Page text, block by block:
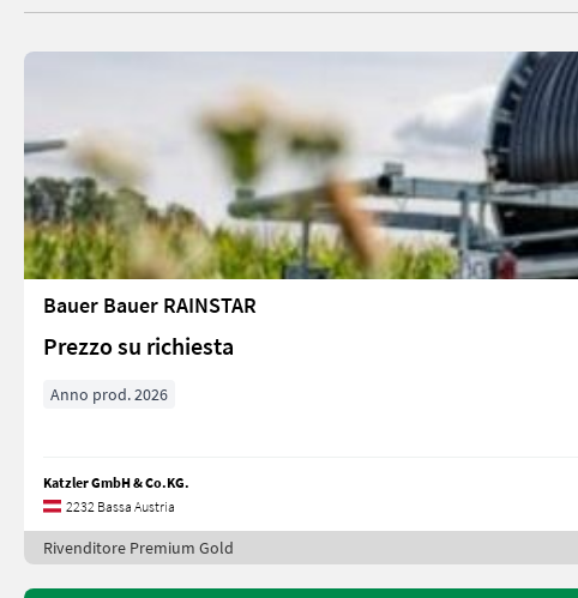
Bauer Bauer RAINSTAR
Prezzo su richiesta
Anno prod. 2026
Katzler GmbH & Co.KG.
2232 Bassa Austria
Rivenditore Premium Gold